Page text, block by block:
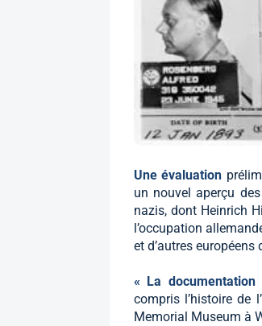
Une évaluation
un nouvel aperçu
nazis, dont Heinrich
l’occupation
et d’autres européens
« La documentation
compris l’histoire de
Memorial Museum à